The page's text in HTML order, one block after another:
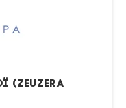
(Zeuzera